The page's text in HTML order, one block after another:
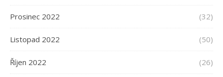
Prosinec 2022 (32)
Listopad 2022 (50)
Říjen 2022 (26)